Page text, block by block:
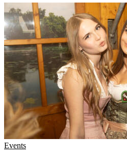
Events